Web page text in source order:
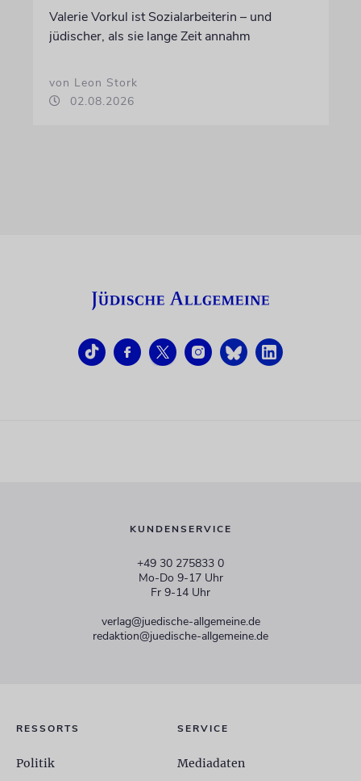
Valerie Vorkul ist Sozialarbeiterin – und
jüdischer, als sie lange Zeit annahm
von Leon Stork
02.08.2026
KUNDENSERVICE
+49 30 275833 0
Mo-Do 9-17 Uhr
Fr 9-14 Uhr
verlag@juedische-allgemeine.de
redaktion@juedische-allgemeine.de
RESSORTS
Politik
SERVICE
Mediadaten